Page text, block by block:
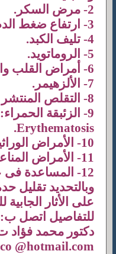
2- مرض السكر.
3- ارتفاع ضغط الدم.
4- تليف الكبد.
5- الروماتويد.
6- أمراض القلب والشرايين.
7- الألزهيمر.
8- التقلص المنتشر :
9- الزئبقة الحمراء:
Erythematosis
.
10- الأمراض الوراثية.
11- الأمراض المناعية.
12- المساعدة
وبالتحديد تقليل
على الأثار الجابية
للتفاصيل اتصل ب:
دكتور محمد فؤاد ت:
@hotmail.com